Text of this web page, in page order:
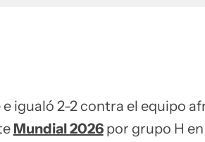
igualó 2-2 contra el equipo
Mundial 2026por grupo H en